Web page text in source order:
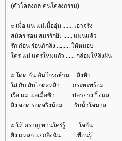
(คำโคลงกล-คนโคลงกรรม)
๏ เมื่อ แน่ แม่เนื้ออุ่น ....... เอาจริง
สมัคร ร่อน สมรรักยิง ...... แม่นแล้ว
รัก ก่อน ร่อนกักลิง ......... ให้หมอบ
คร่ แม่ แคร่ใหม่แก้ว ...... กล่อมให้ลิงฝัน
๏ โดด กัน ดันโกรธห้าม ... ลิงหิว
ส่ กับ สับไก่ตะหลิว ....... กระทะพร้อม
เรือ แม่ แล่เมื่อซิว .......... ปลาย่าง ปิ้งแล
ลิง จอด รอดจริงน้อม ...... รับน้ำใจนวล
๏ ให้ ครวญ หวนใคร่รู้ ....... ใจกัน
ิง แหลก แยกลิงฉัน ........ เพื่อนรู้